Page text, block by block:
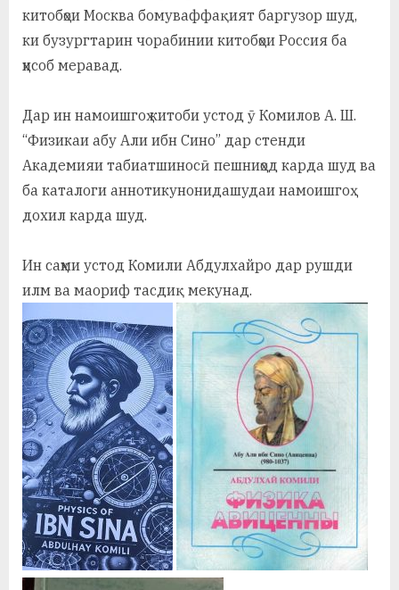
китобҳои Москва бомуваффақият баргузор шуд,
ки бузургтарин чорабинии китобҳои Россия ба
ҳисоб меравад.
Дар ин намоишгоҳ китоби устод ӯ Комилов А. Ш.
“Физикаи абу Али ибн Сино” дар стенди
Академияи табиатшиносӣ пешниҳод карда шуд ва
ба каталоги аннотикунонидашудаи намоишгоҳ
дохил карда шуд.
Ин саҳми устод Комили Абдулхайро дар рушди
илм ва маориф тасдиқ мекунад.